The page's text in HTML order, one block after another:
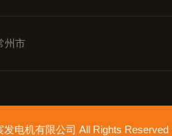
州市
发电机有限公司 All Rights